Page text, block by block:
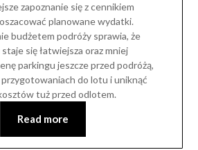
zapoznanie się z cennikiem
planowane wydatki.
budżetem podróży sprawia, że
się łatwiejsza oraz mniej
parkingu jeszcze przed podróżą,
przygotowaniach do lotu i uniknąć
tuż przed odlotem.
Read more